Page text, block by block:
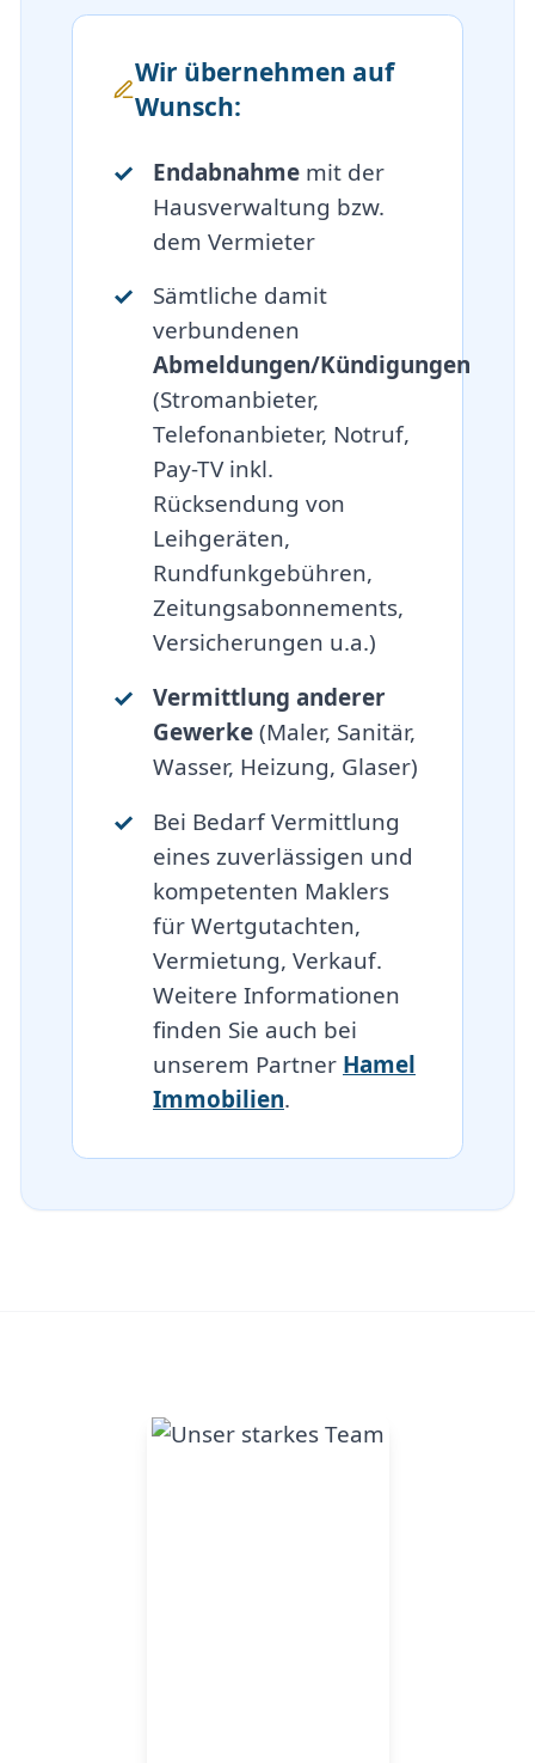
Wir übernehmen auf
Wunsch:
Endabnahmemit der
Hausverwaltung bzw.
dem Vermieter
Sämtliche damit
verbundenen
Abmeldungen/Kündigungen
(Stromanbieter,
Telefonanbieter, Notruf,
Pay-TV inkl.
Rücksendung von
Leihgeräten,
Rundfunkgebühren,
Zeitungsabonnements,
Versicherungen u.a.)
Vermittlung anderer
Gewerke(Maler, Sanitär,
Wasser, Heizung, Glaser)
Bei Bedarf Vermittlung
eines zuverlässigen und
kompetenten Maklers
für Wertgutachten,
Vermietung, Verkauf.
Weitere Informationen
finden Sie auch bei
unserem Partner Hamel
Immobilien.